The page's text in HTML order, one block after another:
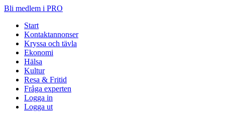
Bli medlem i PRO
Start
Kontaktannonser
Kryssa och tävla
Ekonomi
Hälsa
Kultur
Resa & Fritid
Fråga experten
Logga in
Logga ut